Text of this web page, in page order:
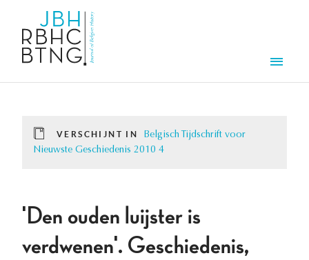
VERSCHIJNT IN
Belgisch Tijdschrift voor
Nieuwste Geschiedenis 2010 4
'Den ouden luijster is
verdwenen'. Geschiedenis,